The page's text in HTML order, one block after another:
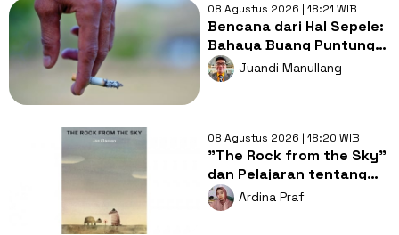
08 Agustus 2026 | 18:21 WIB
Bencana dari Hal Sepele:
Bahaya Buang Puntung
Rokok Sembarangan di
Musim Kemarau
Juandi Manullang
08 Agustus 2026 | 18:20 WIB
"The Rock from the Sky"
dan Pelajaran tentang
Berani Menghadapi
Perubahan
Ardina Praf